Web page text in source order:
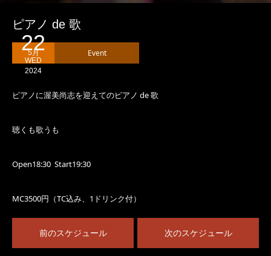
ピアノ de 歌
5月
22
WED
2024
Event
ピアノに渥美尚志を迎えてのピアノ de 歌
聴くも歌うも
Open18:30 Start19:30
MC3500円（TC込み、1ドリンク付）
前のスケジュール 次のスケジュール